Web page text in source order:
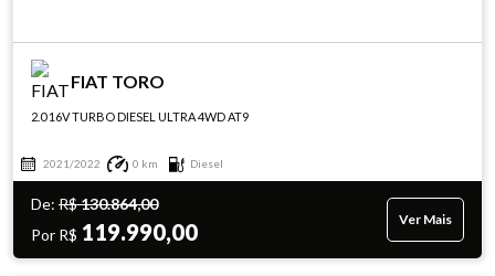
FIAT TORO
2.0 16V TURBO DIESEL ULTRA 4WD AT9
2021/2022 0 km Diesel
De: R$130.864,00
Por R$ 119.990,00 Ver Mais